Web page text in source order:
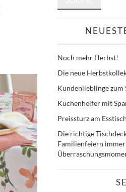
Noch mehr Herbst!
Die neue
Kundenlieblinge zum
Küchenhelfer mit
Preissturz am
Die richtige
Familienfeiern